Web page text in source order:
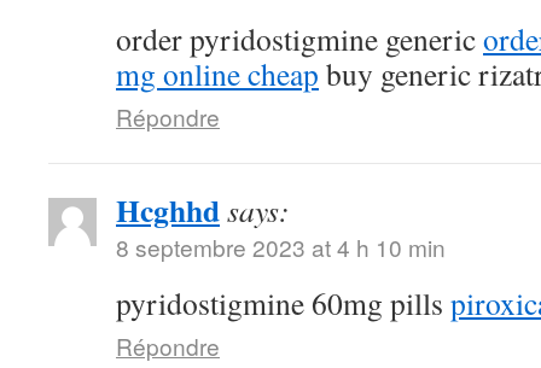
order pyridostigmine generic
mg online cheap buy generic
Répondre
Hcghhdsays:
8 septembre 2023 at 4 h 10 min
pyridostigmine 60mg pills
Répondre